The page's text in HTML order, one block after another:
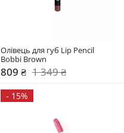
Олівець для губ Lip Pencil
Bobbi Brown
809 ₴ 1 349 ₴
- 15%